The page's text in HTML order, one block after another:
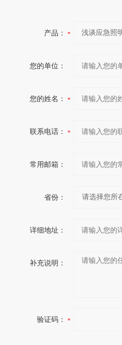
产品：
您的单位：
您的姓名：
联系电话：
常用邮箱：
省份：
详细地址：
补充说明：
验证码：